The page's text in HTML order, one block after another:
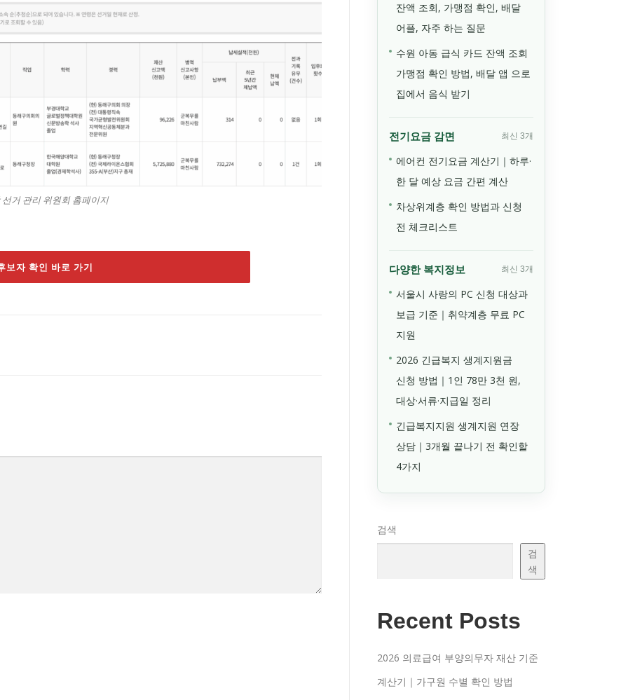
거 관리 위원회 홈페이지
보자 확인 바로 가기
잔액 조회, 가맹점 확인, 배달
어플, 자주 하는 질문
수원 아동 급식 카드 잔액 조회
가맹점 확인 방법, 배달 앱 으로
집에서 음식 받기
전기요금 감면 최신 3개
에어컨 전기요금 계산기｜하루·
한 달 예상 요금 간편 계산
차상위계층 확인 방법과 신청
전 체크리스트
다양한 복지정보 최신 3개
서울시 사랑의 PC 신청 대상과
보급 기준｜취약계층 무료 PC
지원
2026 긴급복지 생계지원금
신청 방법｜1인 78만 3천 원,
대상·서류·지급일 정리
긴급복지지원 생계지원 연장
상담｜3개월 끝나기 전 확인할
4가지
검색
검
색
Recent Posts
2026 의료급여 부양의무자 재산 기준
계산기｜가구원 수별 확인 방법